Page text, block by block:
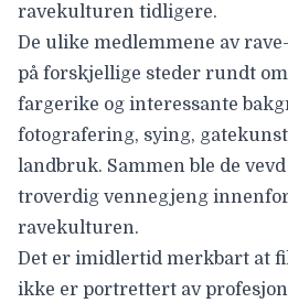
ravekulturen tidligere.
De ulike medlemmene av
på forskjellige steder rundt
fargerike og interessante
fotografering, sying,
landbruk. Sammen ble de
troverdig vennegjeng
ravekulturen.
Det er imidlertid merkbart at
ikke er portrettert av